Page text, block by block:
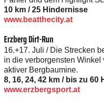
10 km / 25 Hindernisse
www.beatthecity.at
Erzberg Dirt-Run
16.+17. Juli / Die Strecken
in die verborgensten
aktiver Bergbaumine.
8, 16, 24, 42 km / bis zu 60
www.erzbergsport.at